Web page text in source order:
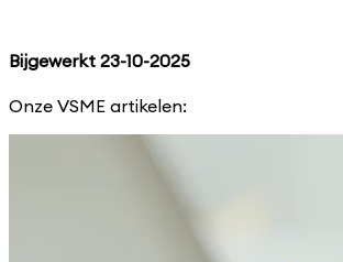
Bijgewerkt 23-10-2025
Onze VSME artikelen: